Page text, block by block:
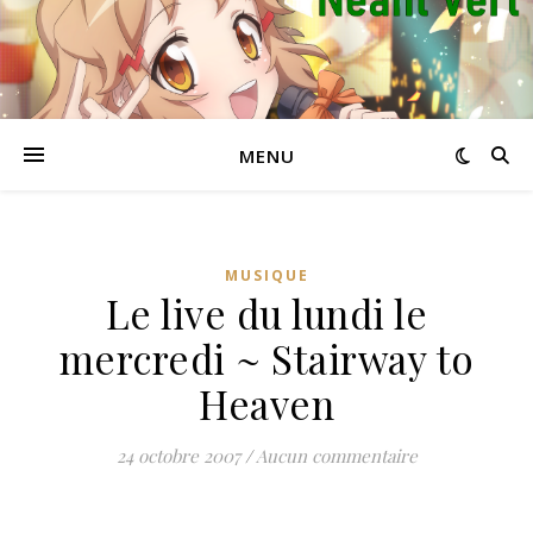
MENU
MUSIQUE
Le live du lundi le
mercredi ~ Stairway to
Heaven
24 octobre 2007 /Aucun commentaire